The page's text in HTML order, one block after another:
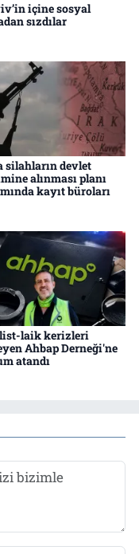
içine sosyal
sızdılar
silahların devlet
alınması planı
kayıt büroları
laik kerizleri
Ahbap Derneği'ne
atandı